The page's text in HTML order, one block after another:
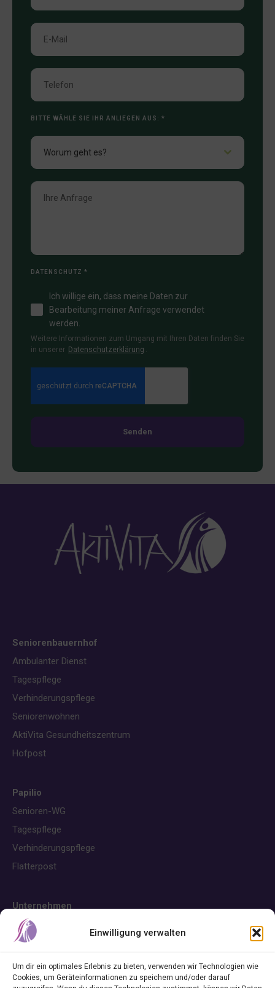
Einwilligung verwalten
Um dir ein optimales Erlebnis zu bieten, verwenden wir Technologien wie
Cookies, um Geräteinformationen zu speichern und/oder darauf
BITTE WÄHLE SIE IHR ANLIEGEN AUS: *
Worum geht es?
DATENSCHUTZ *
Ich willige ein, dass meine Daten zur
Bearbeitung meiner Anfrage verwendet
werden.
Weitere Informationen zum Umgang mit Ihren Daten finden Sie
in unserer Datenschutzerklärung .
Senden
Seniorenbauernhof
Ambulanter Dienst
Tagespflege
Verhinderungspflege
Seniorenwohnen
AktiVita Gesundheitszentrum
Hofpost
Papilio
Senioren-WG
Tagespflege
Verhinderungspflege
Flatterpost
Unternehmen
Über uns
Karriere